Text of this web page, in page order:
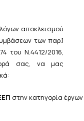
αποκλεισμού
των παρ.1
του Ν.4412/2016,
σας, να μας
στηνκατηγορία